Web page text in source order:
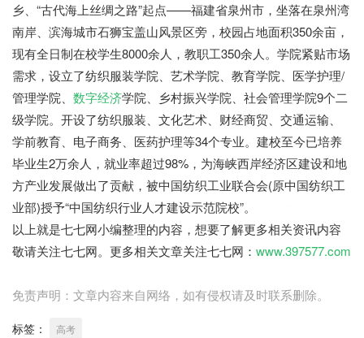
乡、“古代海上丝绸之路”起点——福建省泉州市，坐落在泉州湾
南岸、滨海城市石狮宝盖山风景区旁，校园占地面积350余亩，
现有全日制在校学生8000余人，教职工350余人。学院紧贴市场
需求，设立了纺织服装学院、艺术学院、教育学院、医学护理/
管理学院、 数字经济学院、乡村振兴学院、社会管理学院9个二
级学院。开设了纺织服装、文化艺术、财经商贸、交通运输、
学前教育、电子商务、医药护理等34个专业。建校至今已培养
毕业生2万余人，就业率超过98%，为海峡西岸经济区建设和地
方产业发展做出了贡献，被中国纺织工业联合会(原中国纺织工
业部)授予“中国纺织行业人才建设示范院校”。
以上就是七七网小编整理的内容，想要了解更多相关资讯内容
敬请关注七七网。更多相关文章关注七七网： www.397577.com
免责声明：文章内容来自网络，如有侵权请及时联系删除。
标签： 高考